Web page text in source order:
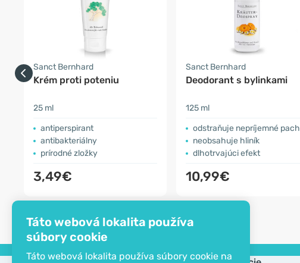
Táto webová lokalita používa
súbory cookie
Táto webová lokalita používa súbory cookie na
Sanct Bernhard
Krém proti poteniu
25 ml
antiperspirant
antibakteriálny
prírodné zložky
3,49€
Sanct Bernhard
Deodorant s bylinkami
125 ml
odstraňuje nepríjemné pachy prirodzeným spôsobom
neobsahuje hliník
dlhotrvajúci efekt
10,99€